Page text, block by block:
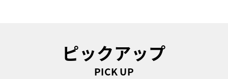
ピックアップ
PICK UP